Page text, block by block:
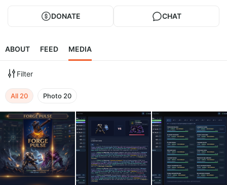
DONATE CHAT
ABOUT FEED MEDIA
Filter
All 20 Photo 20